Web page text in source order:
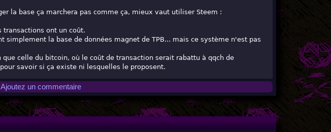
la base ça marchera pas comme ça, mieux vaut utiliser Steem :
transactions ont un coût.
simplement la base de données magnet de TPB... mais ce système n'est pas
celle du bitcoin, où le coût de transaction serait rabattu à qqch de
savoir si ça existe ni lesquelles le proposent.
Ajoutez un commentaire